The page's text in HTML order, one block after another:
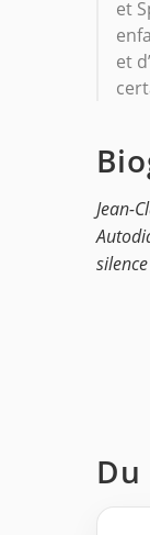
et
et
Jean-